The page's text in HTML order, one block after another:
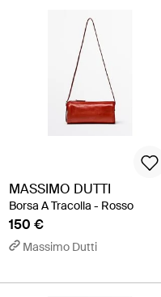
MASSIMO DUTTI
Borsa A Tracolla - Rosso
150 €
Massimo Dutti